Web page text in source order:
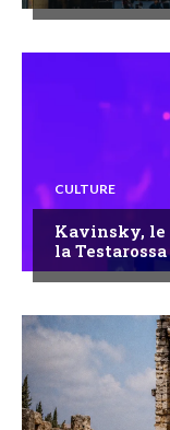
CULTURE
Kavinsky, le
la Testarossa